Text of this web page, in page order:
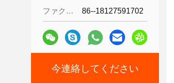
ファクシミリ: 86--18127591702
今連絡してください